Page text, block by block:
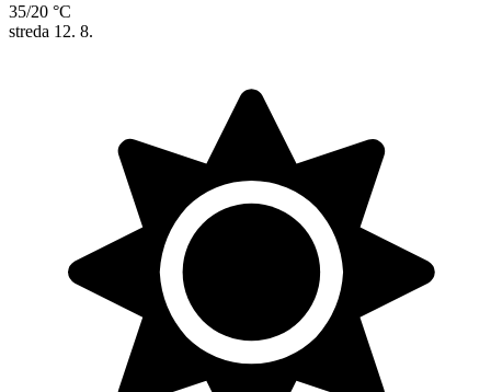
35/20 °C
streda 12. 8.